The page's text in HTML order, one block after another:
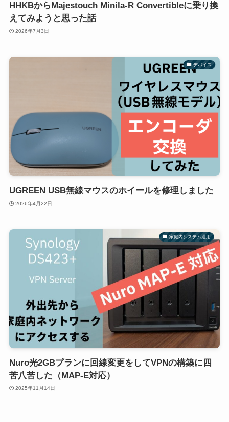
HHKBからMajestouch Minila-R Convertibleに乗り換
えてみようと思った話
2026年7月3日
デバイス
UGREEN USB無線マウスのホイールを修理しました
2026年4月22日
家庭内システム運用
Nuro光2GBプランに回線変更をしてVPNの構築に四
苦八苦した（MAP-E対応）
2025年11月14日